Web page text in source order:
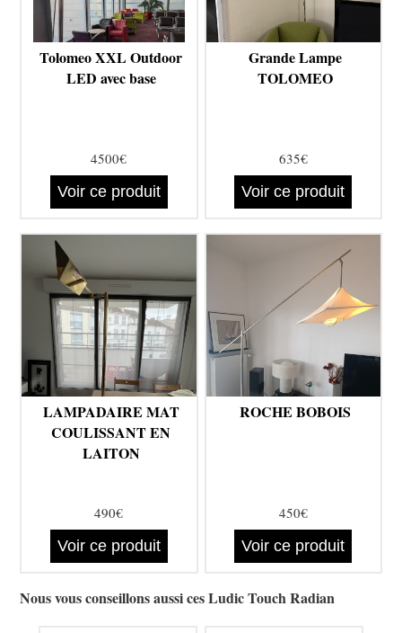
Tolomeo XXL Outdoor
LED avec base
4500€
Voir ce produit
Grande Lampe
TOLOMEO
635€
Voir ce produit
LAMPADAIRE MAT
COULISSANT EN
LAITON
490€
Voir ce produit
ROCHE BOBOIS
450€
Voir ce produit
Nous vous conseillons aussi ces Ludic Touch Radian